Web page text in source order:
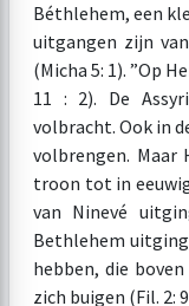
Béthlehem, een
uitgangen zijn
(Micha 5: 1). ”Op
11 : 2). De
volbracht. Ook in
volbrengen.
troon tot in
van Ninevé
Bethlehem
hebben, die
zich buigen (Fil. 2: